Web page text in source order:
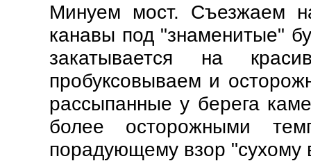
Минуем мост. Съезжаем
канавы под "знаменитые"
закатывается на
пробуксовываем и
рассыпанные у берега
более осторожными
порадующему взор "сухому